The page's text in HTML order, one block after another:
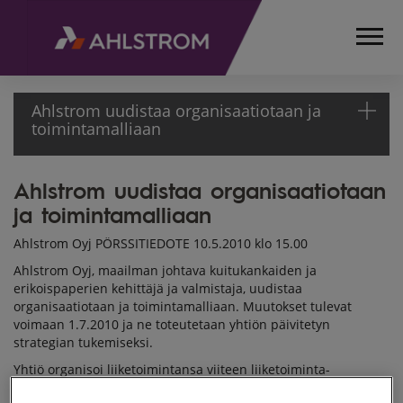
Ahlstrom uudistaa organisaatiotaan ja
toimintamalliaan
ETUSIVU
MEDIA
PÖRSSITIEDOTTEET
2010
AHLSTROM UUDISTAA
ORGANISAATIOTAAN
JA
Ahlstrom uudistaa organisaatiotaan
ja toimintamalliaan
Ahlstrom Oyj PÖRSSITIEDOTE 10.5.2010 klo 15.00
Ahlstrom Oyj, maailman johtava kuitukankaiden ja
erikoispaperien kehittäjä ja valmistaja, uudistaa
organisaatiotaan ja toimintamalliaan. Muutokset tulevat
voimaan 1.7.2010 ja ne toteutetaan yhtiön päivitetyn
strategian tukemiseksi.
Yhtiö organisoi liiketoimintansa viiteen liiketoiminta-